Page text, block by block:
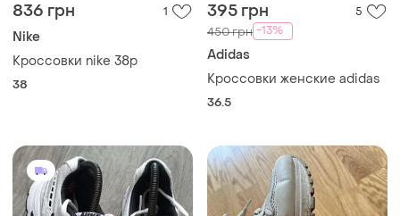
836 грн 1
Nike
Кроссовки nike 38p
38
395 грн 5
450 грн -13%
Adidas
Кроссовки женские adidas
36.5